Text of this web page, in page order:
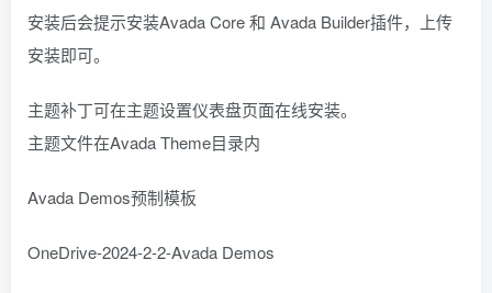
安装后会提示安装Avada Core 和 Avada Builder插件，上传
安装即可。
主题补丁可在主题设置仪表盘页面在线安装。
主题文件在Avada Theme目录内
Avada Demos预制模板
OneDrive-2024-2-2-Avada Demos